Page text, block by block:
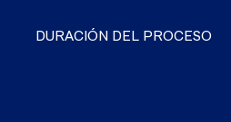
DURACIÓN DEL PROCESO